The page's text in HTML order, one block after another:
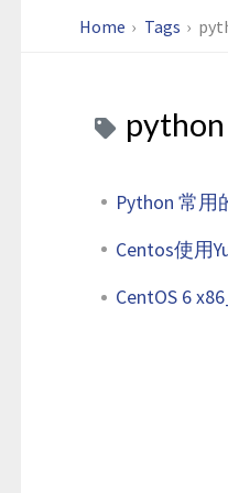
Home Tags
python
Python 常
Centos使用
CentOS 6